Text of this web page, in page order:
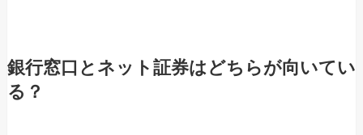
銀行窓口とネット証券はどちらが向いてい
る？